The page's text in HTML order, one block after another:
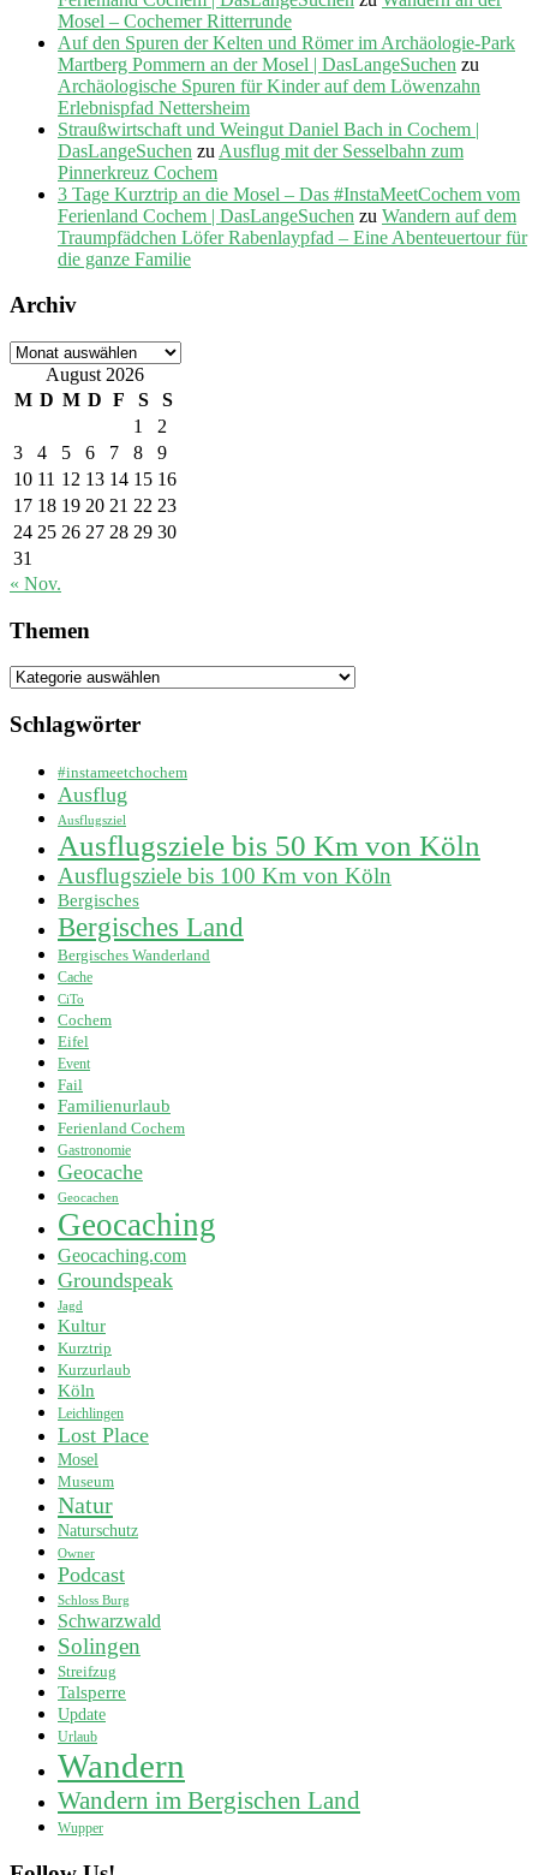
Mosel – Cochemer Ritterrunde
Auf den Spuren der Kelten und Römer im Archäologie-Park
Martberg Pommern an der Mosel | DasLangeSuchen zu
Archäologische Spuren für Kinder auf dem Löwenzahn
Erlebnispfad Nettersheim
Straußwirtschaft und Weingut Daniel Bach in Cochem |
DasLangeSuchen zu Ausflug mit der Sesselbahn zum
Pinnerkreuz Cochem
3 Tage Kurztrip an die Mosel – Das #InstaMeetCochem vom
Ferienland Cochem | DasLangeSuchen zu Wandern auf dem
Traumpfädchen Löfer Rabenlaypfad – Eine Abenteuertour für
die ganze Familie
Archiv
Archiv
August 2026
M D M D F S
S
1
2
3
4 5 6 7 8
9
10 11 12 13 14 15 16
17 18 19 20 21 22 23
24 25 26 27 28 29 30
31
« Nov.
Themen
Themen
Schlagwörter
#instameetchochem
Ausflug
Ausflugsziel
Ausflugsziele bis 50 Km von Köln
Ausflugsziele bis 100 Km von Köln
Bergisches
Bergisches Land
Bergisches Wanderland
Cache
CiTo
Cochem
Eifel
Event
Fail
Familienurlaub
Ferienland Cochem
Gastronomie
Geocache
Geocachen
Geocaching
Geocaching.com
Groundspeak
Jagd
Kultur
Kurztrip
Kurzurlaub
Köln
Leichlingen
Lost Place
Mosel
Museum
Natur
Naturschutz
Owner
Podcast
Schloss Burg
Schwarzwald
Solingen
Streifzug
Talsperre
Update
Urlaub
Wandern
Wandern im Bergischen Land
Wupper